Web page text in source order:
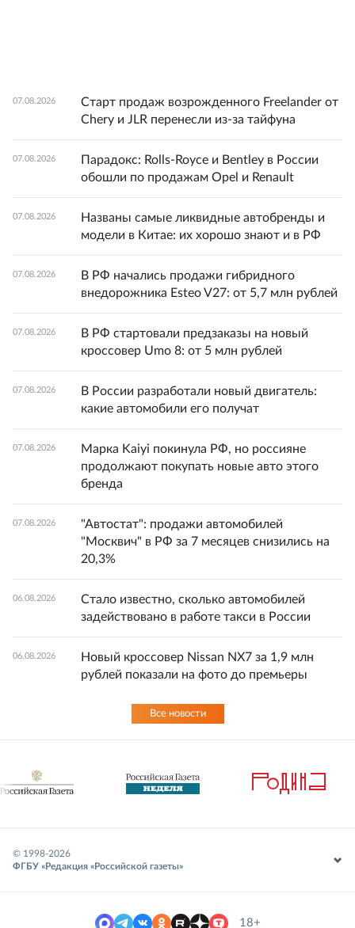
07.08.2026
Старт продаж возрожденного Freelander от
Chery и JLR перенесли из-за тайфуна
07.08.2026
Парадокс: Rolls-Royce и Bentley в России
обошли по продажам Opel и Renault
07.08.2026
Названы самые ликвидные автобренды и
модели в Китае: их хорошо знают и в РФ
07.08.2026
В РФ начались продажи гибридного
внедорожника Esteo V27: от 5,7 млн рублей
07.08.2026
В РФ стартовали предзаказы на новый
кроссовер Umo 8: от 5 млн рублей
07.08.2026
В России разработали новый двигатель:
какие автомобили его получат
07.08.2026
Марка Kaiyi покинула РФ, но россияне
продолжают покупать новые авто этого
бренда
07.08.2026
"Автостат": продажи автомобилей
"Москвич" в РФ за 7 месяцев снизились на
20,3%
06.08.2026
Стало известно, сколько автомобилей
задействовано в работе такси в России
06.08.2026
Новый кроссовер Nissan NX7 за 1,9 млн
рублей показали на фото до премьеры
Все новости
© 1998-2026
ФГБУ «Редакция «Российской газеты»
18+